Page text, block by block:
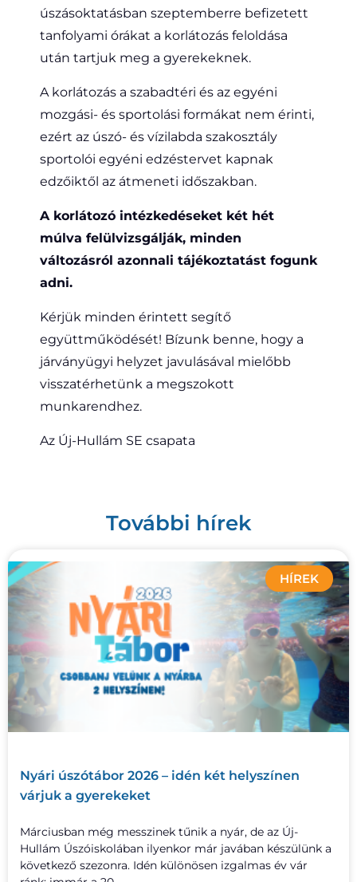
úszásoktatásban szeptemberre befizetett
tanfolyami órákat a korlátozás feloldása
után tartjuk meg a gyerekeknek.
A korlátozás a szabadtéri és az egyéni
mozgási- és sportolási formákat nem érinti,
ezért az úszó- és vízilabda szakosztály
sportolói egyéni edzéstervet kapnak
edzőiktől az átmeneti időszakban.
A korlátozó intézkedéseket két hét
múlva felülvizsgálják, minden
változásról azonnali tájékoztatást fogunk
adni.
Kérjük minden érintett segítő
együttműködését! Bízunk benne, hogy a
járványügyi helyzet javulásával mielőbb
visszatérhetünk a megszokott
munkarendhez.
Az Új-Hullám SE csapata
További hírek
HÍREK
Nyári úszótábor 2026 – idén két helyszínen
várjuk a gyerekeket
Márciusban még messzinek tűnik a nyár, de az Új-
Hullám Úszóiskolában ilyenkor már javában készülünk a
következő szezonra. Idén különösen izgalmas év vár